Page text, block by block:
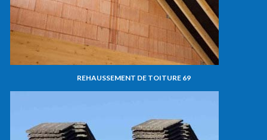
REHAUSSEMENT DE TOITURE 69